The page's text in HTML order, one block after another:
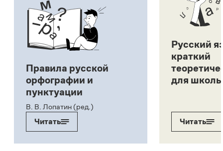
Правила русской
орфографии и
пунктуации
В. В. Лопатин (ред.)
Читать
Русский
краткий
для
Читать